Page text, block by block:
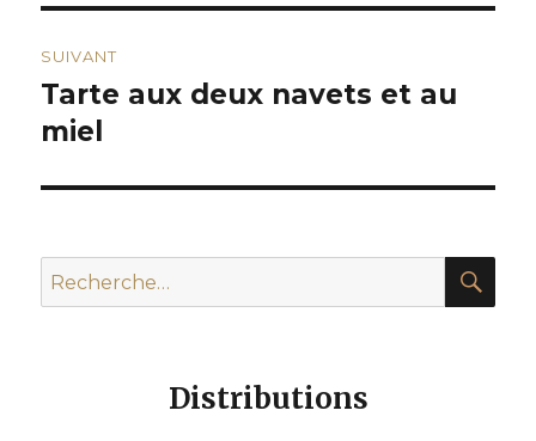
SUIVANT
Publication
suivante :
Tarte aux deux navets et au
miel
Recherche
pour :
Distributions